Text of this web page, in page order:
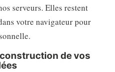
serveurs. Elles restent
votre navigateur pour
de vos